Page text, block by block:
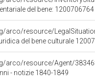
del bene: 1200706764
arco/resource/
del bene culturale
arco/resource/Agent/
- notizie 1840-1849